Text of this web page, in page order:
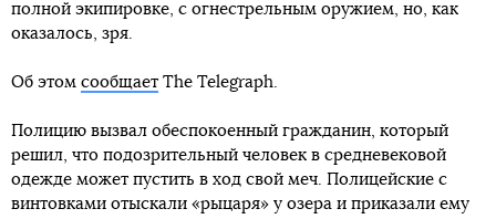
полной экипировке, с огнестрельным оружием, но, как
оказалось, зря.
Об этом сообщает The Telegraph.
Полицию вызвал обеспокоенный гражданин, который
решил, что подозрительный человек в средневековой
одежде может пустить в ход свой меч. Полицейские с
винтовками отыскали «рыцаря» у озера и приказали ему